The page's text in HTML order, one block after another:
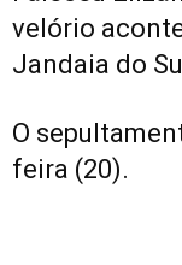
velório
Jandaia do
O
feira (20).